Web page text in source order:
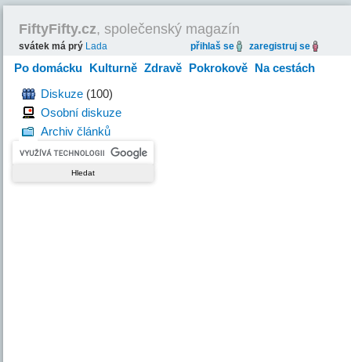
FiftyFifty.cz, společenský magazín
svátek má prý Lada přihlaš se zaregistruj se
Po domácku Kulturně Zdravě Pokrokově Na cestách
HravěDiskuze (100)
Osobní diskuze
Archiv článků